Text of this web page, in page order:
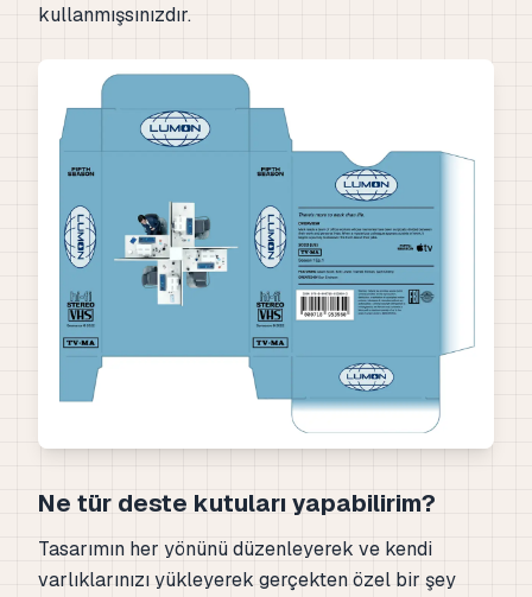
kullanmışsınızdır.
Ne tür deste kutuları yapabilirim?
Tasarımın her yönünü düzenleyerek ve kendi
varlıklarınızı yükleyerek gerçekten özel bir şey